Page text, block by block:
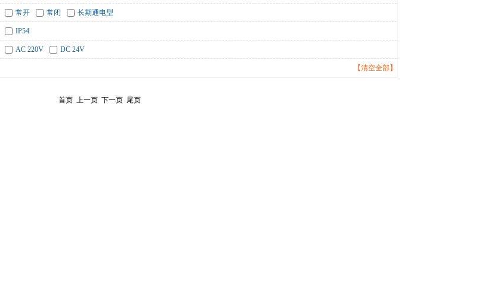
常开 常闭 长期通电型
IP54
AC 220V DC 24V
【清空全部】
首页 上一页 下一页 尾页